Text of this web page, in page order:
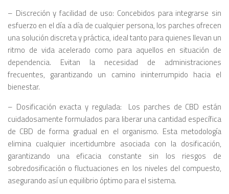
– Discreción y facilidad de uso: Concebidos para integrarse sin
esfuerzo en el día a día de cualquier persona, los parches ofrecen
una solución discreta y práctica, ideal tanto para quienes llevan un
ritmo de vida acelerado como para aquellos en situación de
dependencia. Evitan la necesidad de administraciones
frecuentes, garantizando un camino ininterrumpido hacia el
bienestar.
– Dosificación exacta y regulada:
Los parches de CBD están
cuidadosamente formulados para liberar una cantidad específica
de CBD de forma gradual en el organismo. Esta metodología
elimina cualquier incertidumbre asociada con la dosificación,
garantizando una eficacia constante sin los riesgos de
sobredosificación o fluctuaciones en los niveles del compuesto,
asegurando así un equilibrio óptimo para el sistema.